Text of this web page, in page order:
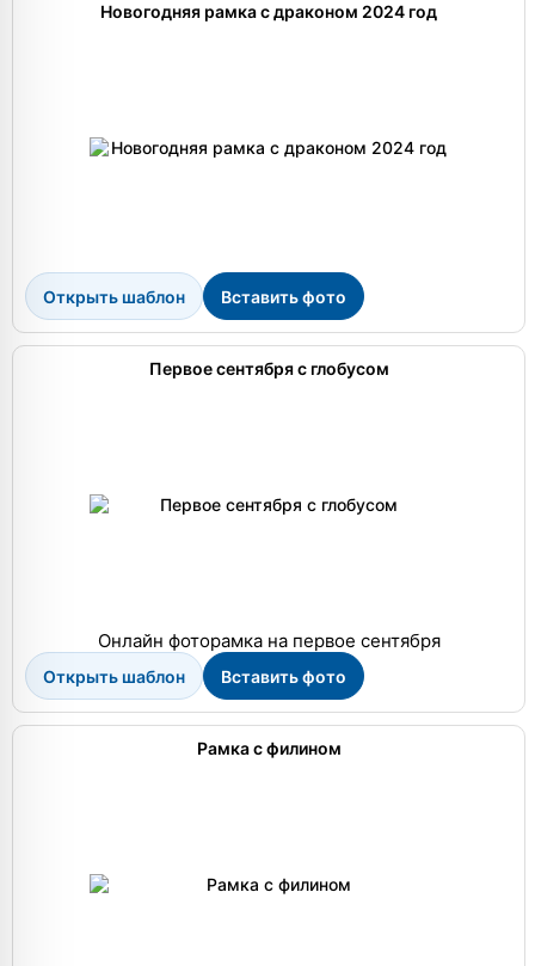
Новогодняя рамка с драконом 2024 год
Открыть шаблон Вставить фото
Первое сентября с глобусом
Онлайн фоторамка на первое сентября
Открыть шаблон Вставить фото
Рамка с филином